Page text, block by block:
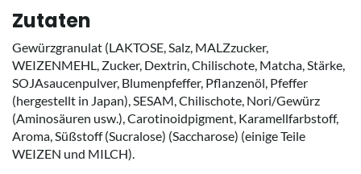
Zutaten
Gewürzgranulat (LAKTOSE, Salz, MALZzucker,
WEIZENMEHL, Zucker, Dextrin, Chilischote, Matcha, Stärke,
SOJAsaucenpulver, Blumenpfeffer, Pflanzenöl, Pfeffer
(hergestellt in Japan), SESAM, Chilischote, Nori/Gewürz
(Aminosäuren usw.), Carotinoidpigment, Karamellfarbstoff,
Aroma, Süßstoff (Sucralose) (Saccharose) (einige Teile
WEIZEN und MILCH).